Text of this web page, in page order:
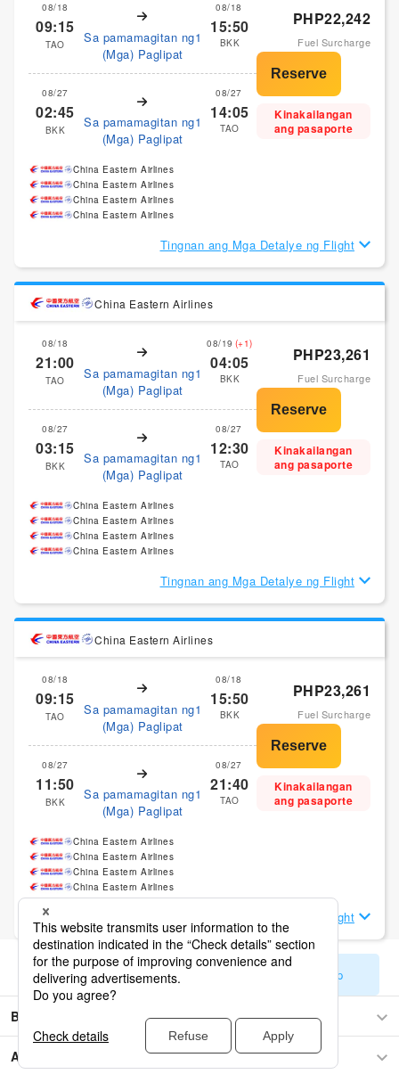
08/18
09:15
TAO
Sa pamamagitan ng1
(Mga) Paglipat
08/18
15:50
BKK
08/27
02:45
BKK
Sa pamamagitan ng1
(Mga) Paglipat
08/27
14:05
TAO
PHP22,242
Fuel Surcharge
Kinakailangan
ang pasaporte
China Eastern Airlines
China Eastern Airlines
China Eastern Airlines
China Eastern Airlines
Tingnan ang Mga Detalye ng Flight
China Eastern Airlines
08/18
21:00
TAO
Sa pamamagitan ng1
(Mga) Paglipat
08/19 (+1)
04:05
BKK
08/27
03:15
BKK
Sa pamamagitan ng1
(Mga) Paglipat
08/27
12:30
TAO
PHP23,261
Fuel Surcharge
Kinakailangan
ang pasaporte
China Eastern Airlines
China Eastern Airlines
China Eastern Airlines
China Eastern Airlines
Tingnan ang Mga Detalye ng Flight
China Eastern Airlines
08/18
09:15
TAO
Sa pamamagitan ng1
(Mga) Paglipat
08/18
15:50
BKK
08/27
11:50
BKK
Sa pamamagitan ng1
(Mga) Paglipat
08/27
21:40
TAO
PHP23,261
Fuel Surcharge
Kinakailangan
ang pasaporte
China Eastern Airlines
China Eastern Airlines
China Eastern Airlines
China Eastern Airlines
Tingnan ang Mga Detalye ng Flight
Ipakita ang mga natitirang resulta sa paghahanap
Bangkok
Asya